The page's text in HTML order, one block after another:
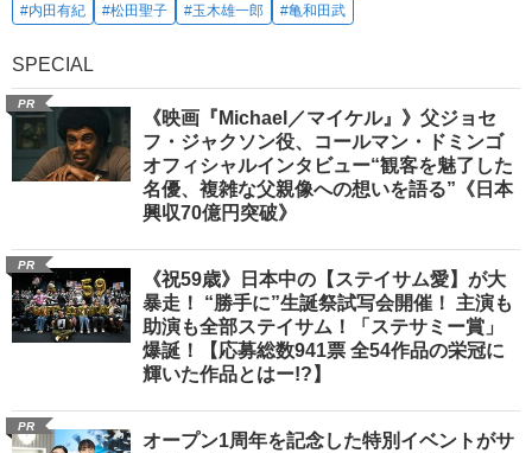
#内田有紀
#松田聖子 #玉木雄一郎 #亀和田武
SPECIAL
PR
《映画『Michael／マイケル』》父ジョセ
フ・ジャクソン役、コールマン・ドミンゴ
オフィシャルインタビュー“観客を魅了した
名優、複雑な父親像への想いを語る”《日本
興収70億円突破》
PR
《祝59歳》日本中の【ステイサム愛】が大
暴走！ “勝手に”生誕祭試写会開催！ 主演も
助演も全部ステイサム！「ステサミー賞」
爆誕！【応募総数941票 全54作品の栄冠に
輝いた作品とはー!?】
PR
オープン1周年を記念した特別イベントがサ